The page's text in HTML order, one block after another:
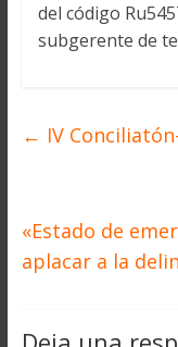
del código
subgerente de
← IV
«Estado de
aplacar a la